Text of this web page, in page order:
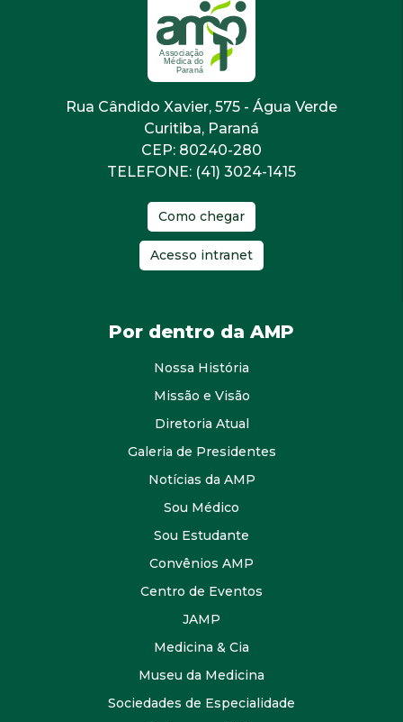
Rua Cândido Xavier, 575 - Água Verde
Curitiba, Paraná
CEP: 80240-280
TELEFONE: (41) 3024-1415
Como chegar
Acesso intranet
Por dentro da AMP
Nossa História
Missão e Visão
Diretoria Atual
Galeria de Presidentes
Notícias da AMP
Sou Médico
Sou Estudante
Convênios AMP
Centro de Eventos
JAMP
Medicina & Cia
Museu da Medicina
Sociedades de Especialidade